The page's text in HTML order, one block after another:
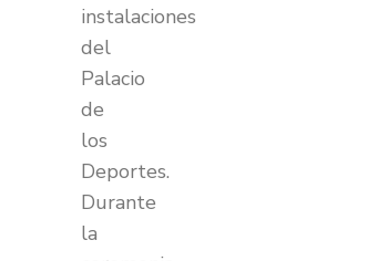
instalaciones
del
Palacio
de
los
Deportes.
Durante
la